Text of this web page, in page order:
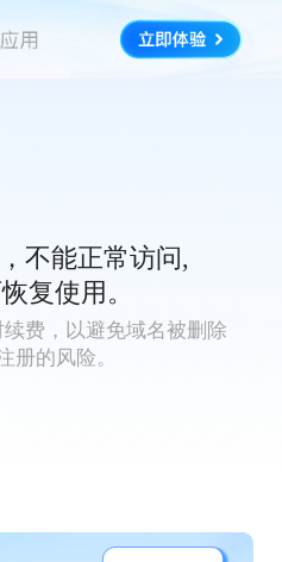
不能正常访问,
复使用。
费，以避免域名被删除
册的风险。